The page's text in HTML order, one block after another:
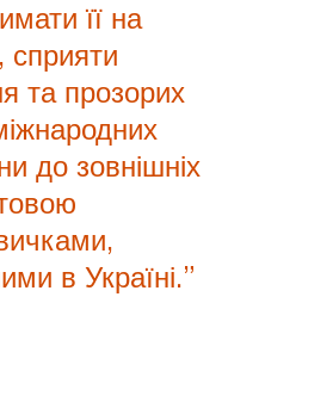
її на
сприяти
та прозорих
до зовнішніх
в Україні.”